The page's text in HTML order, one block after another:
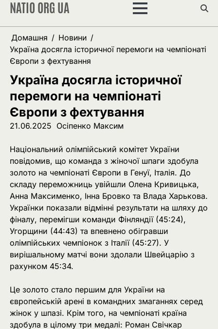
Перейти
вмісту
NATIO ORG UA
Домашня
Новини
Україна досягла історичної перемоги на чемпіонаті
Європи з фехтування
Україна досягла історичної
перемоги на чемпіонаті
Європи з фехтування
21.06.2025 Осіпенко Максим
Національний олімпійський комітет України
повідомив, що команда з жіночої шпаги здобула
золото на чемпіонаті Європи в Генуї, Італія. До
складу переможниць увійшли Олена Кривицька,
Анна Максименко, Інна Бровко та Влада Харькова.
Українки показали відмінні результати на шляху до
фіналу, перемігши команди Фінляндії (45:24),
Угорщини (44:43) та впевнено обігравши
олімпійських чемпіонок з Італії (45:27). У
вирішальному матчі вони здолали Швейцарію з
рахунком 45:34.
Це золото стало першим для України на
європейській арені в командних змаганнях серед
жінок у шпазі. Крім того, на чемпіонаті країна
здобула в цілому три медалі: Роман Свічкар